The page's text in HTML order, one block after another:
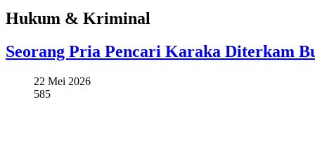
Hukum & Kriminal
Seorang Pria Pencari Karaka Diterkam
22 Mei 2026
585